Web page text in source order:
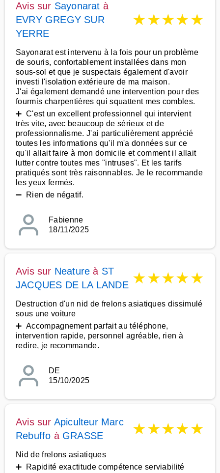
Avis sur Sayonarat à
EVRY GREGY SUR
YERRE
★★★★★
Sayonarat est intervenu à la fois pour un problème
de souris, confortablement installées dans mon
sous-sol et que je suspectais également d'avoir
investi l'isolation extérieure de ma maison.
J'ai également demandé une intervention pour des
fourmis charpentières qui squattent mes combles.
➕ C'est un excellent professionnel qui intervient
très vite, avec beaucoup de sérieux et de
professionnalisme. J'ai particulièrement apprécié
toutes les informations qu'il m'a données sur ce
qu'il allait faire à mon domicile et comment il allait
lutter contre toutes mes "intruses". Et les tarifs
pratiqués sont très raisonnables. Je le recommande
les yeux fermés.
➖ Rien de négatif.
Fabienne
18/11/2025
Avis sur Neature à ST
JACQUES DE LA LANDE ★★★★★
Destruction d'un nid de frelons asiatiques dissimulé
sous une voiture
➕ Accompagnement parfait au téléphone,
intervention rapide, personnel agréable, rien à
redire, je recommande.
DE
15/10/2025
Avis sur Apiculteur Marc
Rebuffo à GRASSE ★★★★★
Nid de frelons asiatiques
➕ Rapidité exactitude compétence serviabilité